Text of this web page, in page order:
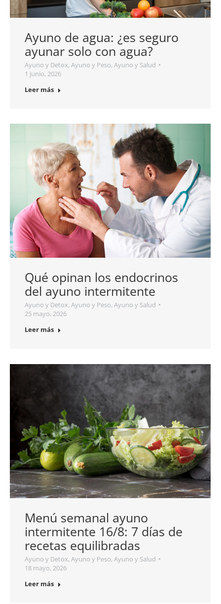
Ayuno de agua: ¿es seguro
ayunar solo con agua?
Ayuno y Detox, Ayuno y Peso, Ayuno y Salud
1 junio, 2026
Leer más
Qué opinan los endocrinos
del ayuno intermitente
Ayuno y Detox, Ayuno y Peso, Ayuno y Salud
25 mayo, 2026
Leer más
Menú semanal ayuno
intermitente 16/8: 7 días de
recetas equilibradas
Ayuno y Detox, Ayuno y Peso, Ayuno y Salud
18 mayo, 2026
Leer más